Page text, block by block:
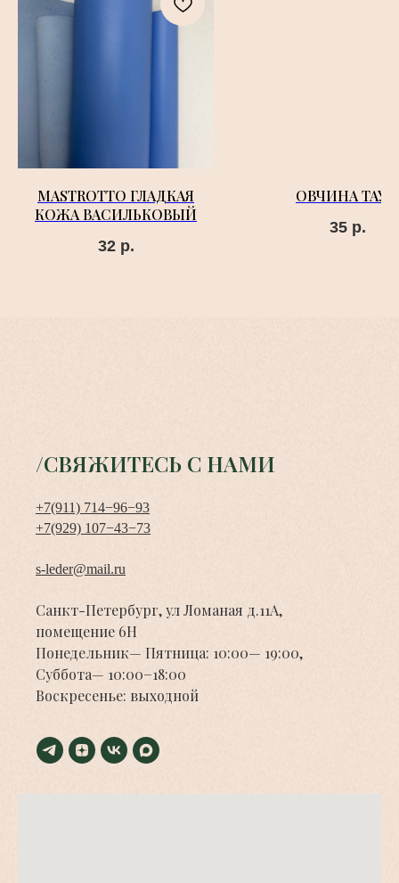
MASTROTTO ГЛАДКАЯ
КОЖА ВАСИЛЬКОВЫЙ
32 р.
ОВЧИНА ТАУП
35 р.
/СВЯЖИТЕСЬ С НАМИ
+7(911) 714−96−93
+7(929) 107−43−73
s-leder@mail.ru
Санкт-Петербург, ул Ломаная д.11А,
помещение 6Н
Понедельник— Пятница: 10:00— 19:00,
Суббота— 10:00−18:00
Воскресенье: выходной